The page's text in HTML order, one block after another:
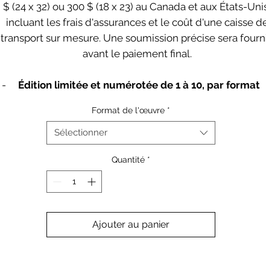
$ (24 x 32) ou 300 $ (18 x 23) au Canada et aux États-
incluant les frais d'assurances et le coût d'une caisse
transport sur mesure. Une soumission précise sera
avant le paiement final.
-
Édition limitée et numérotée de 1 à 10, par format
- Tirages sur papier allemand Hahnemühle fibre Baryta,
sans acide
- Impression avec encres UltraChrome longue durée
- Montage sur panneau mousse sans acide
- Verre Artglass AR70 UV anti-reflet
- Encadrement en bois massif
Format de l'œuvre *
Sélectionner
Quantité *
Ajouter au panier